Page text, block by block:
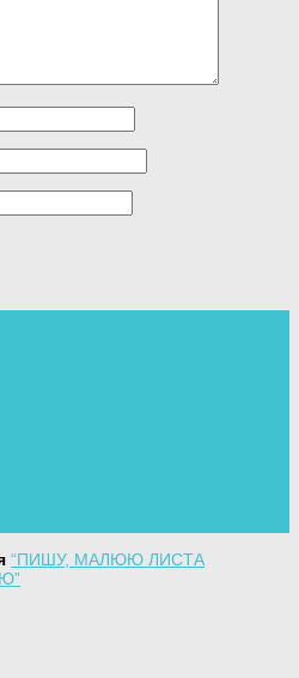
“ПИШУ, МАЛЮЮ ЛИСТА